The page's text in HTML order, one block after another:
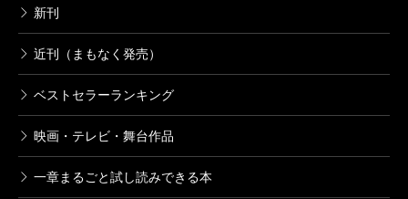
新刊
近刊（まもなく発売）
ベストセラーランキング
映画・テレビ・舞台作品
一章まるごと試し読みできる本